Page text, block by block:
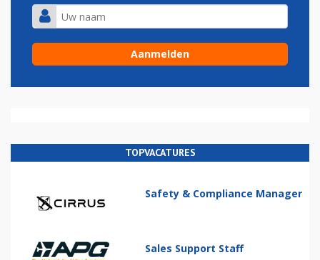
TOPVACATURES
Safety & Compliance Manager
Sales Support Staff